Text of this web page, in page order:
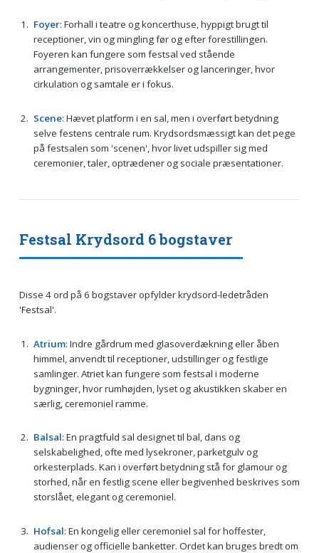
Foyer: Forhall i teatre og koncerthuse, hyppigt brugt til
receptioner, vin og mingling før og efter forestillingen.
Foyeren kan fungere som festsal ved stående
arrangementer, prisoverrækkelser og lanceringer, hvor
cirkulation og samtale er i fokus.
Scene: Hævet platform i en sal, men i overført betydning
selve festens centrale rum. Krydsordsmæssigt kan det pege
på festsalen som 'scenen', hvor livet udspiller sig med
ceremonier, taler, optrædener og sociale præsentationer.
Festsal Krydsord 6 bogstaver
Disse 4 ord på 6 bogstaver opfylder krydsord-ledetråden
'Festsal'.
Atrium: Indre gårdrum med glasoverdækning eller åben
himmel, anvendt til receptioner, udstillinger og festlige
samlinger. Atriet kan fungere som festsal i moderne
bygninger, hvor rumhøjden, lyset og akustikken skaber en
særlig, ceremoniel ramme.
Balsal: En pragtfuld sal designet til bal, dans og
selskabelighed, ofte med lysekroner, parketgulv og
orkesterplads. Kan i overført betydning stå for glamour og
storhed, når en festlig scene eller begivenhed beskrives som
storslået, elegant og ceremoniel.
Hofsal: En kongelig eller ceremoniel sal for hoffester,
audienser og officielle banketter. Ordet kan bruges bredt om